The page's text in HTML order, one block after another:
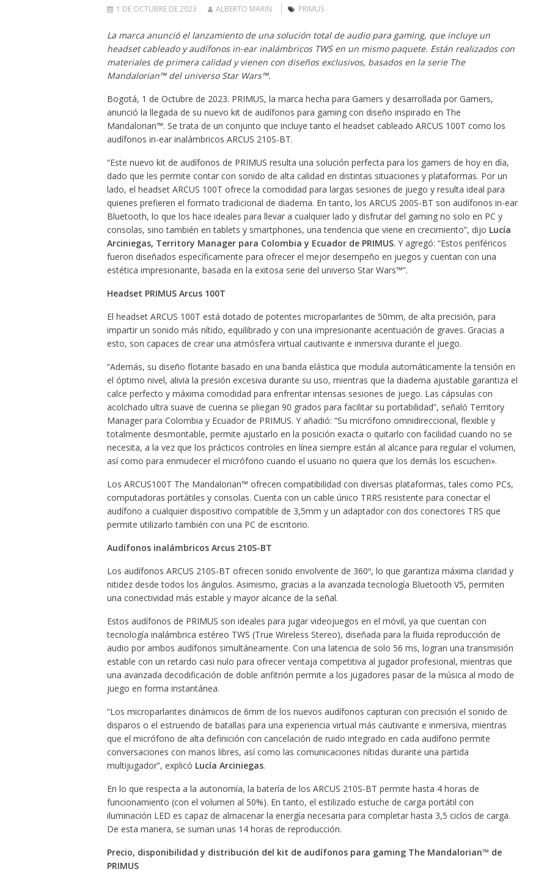
1 DE OCTUBRE DE 2023 ALBERTO MARIN PRIMUS
La marca anunció el lanzamiento de una solución total de audio para gaming, que incluye un
headset cableado y audífonos in-ear inalámbricos TWS en un mismo paquete. Están realizados con
materiales de primera calidad y vienen con diseños exclusivos, basados en la serie The
Mandalorian™ del universo Star Wars™.
Bogotá, 1 de Octubre de 2023. PRIMUS, la marca hecha para Gamers y desarrollada por Gamers,
anunció la llegada de su nuevo kit de audífonos para gaming con diseño inspirado en The
Mandalorian™. Se trata de un conjunto que incluye tanto el headset cableado ARCUS 100T como los
audífonos in-ear inalámbricos ARCUS 210S-BT.
“Este nuevo kit de audífonos de PRIMUS resulta una solución perfecta para los gamers de hoy en día,
dado que les permite contar con sonido de alta calidad en distintas situaciones y plataformas. Por un
lado, el headset ARCUS 100T ofrece la comodidad para largas sesiones de juego y resulta ideal para
quienes prefieren el formato tradicional de diadema. En tanto, los ARCUS 200S-BT son audífonos in-ear
Bluetooth, lo que los hace ideales para llevar a cualquier lado y disfrutar del gaming no solo en PC y
consolas, sino también en tablets y smartphones, una tendencia que viene en crecimiento”, dijo Lucía
Arciniegas, Territory Manager para Colombia y Ecuador de PRIMUS. Y agregó: “Estos periféricos
fueron diseñados específicamente para ofrecer el mejor desempeño en juegos y cuentan con una
estética impresionante, basada en la exitosa serie del universo Star Wars™”.
Headset PRIMUS Arcus 100T
El headset ARCUS 100T está dotado de potentes microparlantes de 50mm, de alta precisión, para
impartir un sonido más nítido, equilibrado y con una impresionante acentuación de graves. Gracias a
esto, son capaces de crear una atmósfera virtual cautivante e inmersiva durante el juego.
“Además, su diseño flotante basado en una banda elástica que modula automáticamente la tensión en
el óptimo nivel, alivia la presión excesiva durante su uso, mientras que la diadema ajustable garantiza el
calce perfecto y máxima comodidad para enfrentar intensas sesiones de juego. Las cápsulas con
acolchado ultra suave de cuerina se pliegan 90 grados para facilitar su portabilidad”, señaló Territory
Manager para Colombia y Ecuador de PRIMUS. Y añadió: “Su micrófono omnidireccional, flexible y
totalmente desmontable, permite ajustarlo en la posición exacta o quitarlo con facilidad cuando no se
necesita, a la vez que los prácticos controles en línea siempre están al alcance para regular el volumen,
así como para enmudecer el micrófono cuando el usuario no quiera que los demás los escuchen».
Los ARCUS100T The Mandalorian™ ofrecen compatibilidad con diversas plataformas, tales como PCs,
computadoras portátiles y consolas. Cuenta con un cable único TRRS resistente para conectar el
audífono a cualquier dispositivo compatible de 3,5mm y un adaptador con dos conectores TRS que
permite utilizarlo también con una PC de escritorio.
Audífonos inalámbricos Arcus 210S-BT
Los audífonos ARCUS 210S-BT ofrecen sonido envolvente de 360º, lo que garantiza máxima claridad y
nitidez desde todos los ángulos. Asimismo, gracias a la avanzada tecnología Bluetooth V5, permiten
una conectividad más estable y mayor alcance de la señal.
Estos audífonos de PRIMUS son ideales para jugar videojuegos en el móvil, ya que cuentan con
tecnología inalámbrica estéreo TWS (True Wireless Stereo), diseñada para la fluida reproducción de
audio por ambos audífonos simultáneamente. Con una latencia de solo 56 ms, logran una transmisión
estable con un retardo casi nulo para ofrecer ventaja competitiva al jugador profesional, mientras que
una avanzada decodificación de doble anfitrión permite a los jugadores pasar de la música al modo de
juego en forma instantánea.
“Los microparlantes dinámicos de 6mm de los nuevos audífonos capturan con precisión el sonido de
disparos o el estruendo de batallas para una experiencia virtual más cautivante e inmersiva, mientras
que el micrófono de alta definición con cancelación de ruido integrado en cada audífono permite
conversaciones con manos libres, así como las comunicaciones nítidas durante una partida
multijugador”, explicó Lucía Arciniegas.
En lo que respecta a la autonomía, la batería de los ARCUS 210S-BT permite hasta 4 horas de
funcionamiento (con el volumen al 50%). En tanto, el estilizado estuche de carga portátil con
iluminación LED es capaz de almacenar la energía necesaria para completar hasta 3,5 ciclos de carga.
De esta manera, se suman unas 14 horas de reproducción.
Precio, disponibilidad y distribución del kit de audífonos para gaming The Mandalorian™ de
PRIMUS